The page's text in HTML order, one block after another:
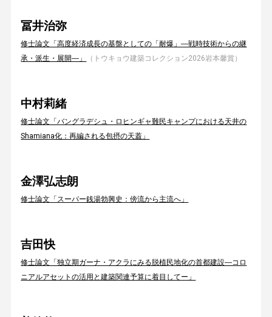
冨井治弥
修士論文「高度経済成長の基盤としての「耐爆」―戦時技術からの継
承・派生・展開―」
（トウキョウ建築コレクション2026岩本馨賞）
中村莉緒
修士論文「バングラデシュ・ロヒンギャ難民キャンプにおける天井の
Shamiana化：再編される包摂の天蓋」
金澤弘志朗
修士論文「スーパー銭湯勃興史：傍流から主流へ」
吉田快
修士論文「独立期ガーナ・アクラにみる脱植民地化の首都建設―コロ
ニアルアセットの活用と建築関連予算に着目してー」